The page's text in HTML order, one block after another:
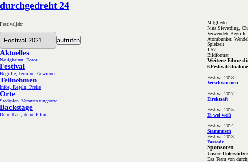
durchgedreht 24
Festivaljahr
aufrufen
Aktuelles
Neuigkeiten, Fotos
Festival
Begriffe, Termine, Gewinner
Teilnehmen
Infos, Regeln, Preise
Orte
Stadtplan, Veranstaltungsorte
Backstage
Dein Team, deine Filme
Mitglieder
Nina Sieverding,
Verwendete Begriffe
Atombunker,
Spielzeit
1:57
Bildformat
Weitere Filme
6
Festival 2018
Verschwimmen
Festival 2017
Direktsaft
Festival 2015
Ei wei weiß
Festival 2014
Stammtisch
Festival 2013
Fassade
Sponsoren
Unsere
Das Team von